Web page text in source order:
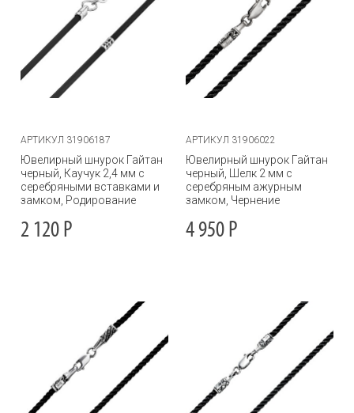
АРТИКУЛ 31906187
Ювелирный шнурок Гайтан
черный, Каучук 2,4 мм с
серебряными вставками и
замком, Родирование
2 120 Р
АРТИКУЛ 31906022
Ювелирный шнурок Гайтан
черный, Шелк 2 мм с
серебряным ажурным
замком, Чернение
4 950 Р